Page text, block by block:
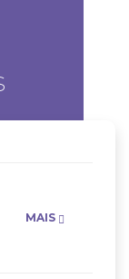
MAIS